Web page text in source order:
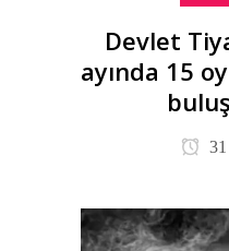
Devlet
ayında 15